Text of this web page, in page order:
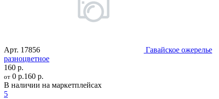
Арт. 17856
Гавайское ожерелье
разноцветное
160 р.
от 0 р.160 р.
В наличии на маркетплейсах
5